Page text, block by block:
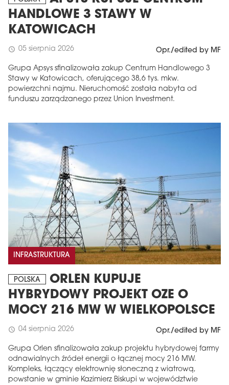
HANDLOWE 3 STAWY W
KATOWICACH
schedule 05 sierpnia 2026 Opr./edited by MF
Grupa Apsys sfinalizowała zakup Centrum Handlowego 3
Stawy w Katowicach, oferującego 38,6 tys. mkw.
powierzchni najmu. Nieruchomość została nabyta od
funduszu zarządzanego przez Union Investment.
INFRASTRUKTURA
POLSKA
ORLEN KUPUJE
HYBRYDOWY PROJEKT OZE O
MOCY 216 MW W WIELKOPOLSCE
schedule 04 sierpnia 2026 Opr./edited by MF
Grupa Orlen sfinalizowała zakup projektu hybrydowej farmy
odnawialnych źródeł energii o łącznej mocy 216 MW.
Kompleks, łączący elektrownię słoneczną z wiatrową,
powstanie w gminie Kazimierz Biskupi w województwie
MAGAZYN
Wydanie 6 (308)
CZERWIEC 2026
Więcej w tym wydaniu
Zamów teraz!